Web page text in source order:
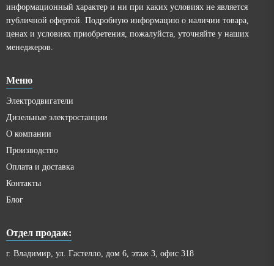
информационный характер и ни при каких условиях не является
публичной офертой. Подробную информацию о наличии товара,
ценах и условиях приобретения, пожалуйста, уточняйте у наших
менеджеров.
Меню
Электродвигатели
Дизельные электростанции
О компании
Производство
Оплата и доставка
Контакты
Блог
Отдел продаж:
г. Владимир, ул. Гастелло, дом 6, этаж 3, офис 318